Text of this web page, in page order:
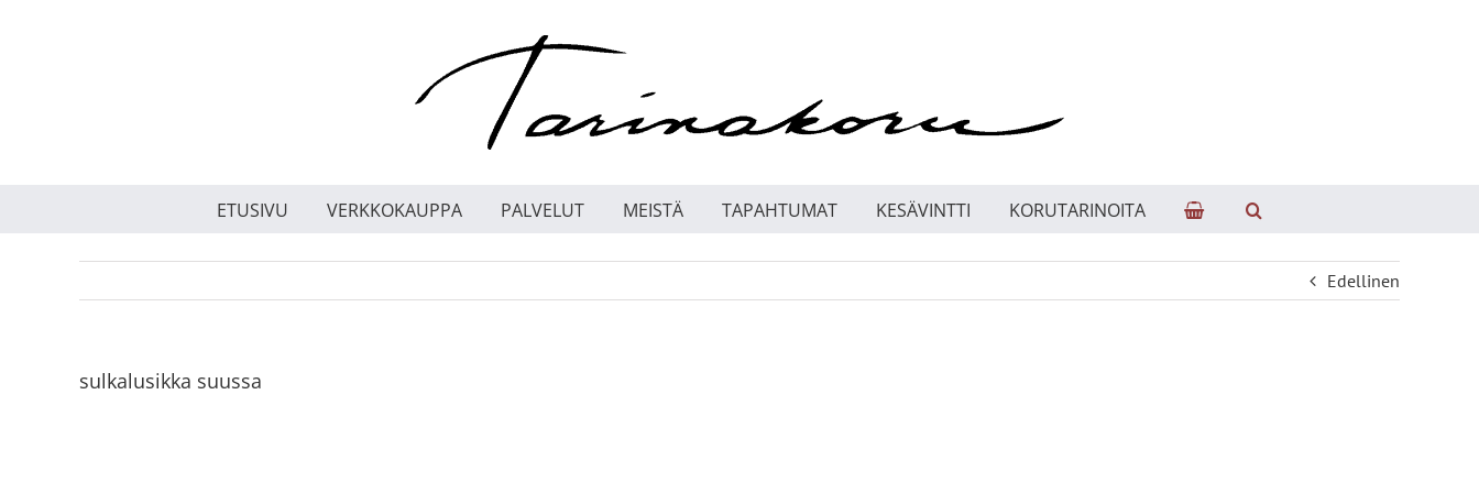
ETUSIVU VERKKOKAUPPA PALVELUT MEISTÄ TAPAHTUMAT KESÄVINTTI KORUTARINOITA
Edellinen
sulkalusikka suussa